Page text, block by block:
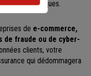
multirisques.
de e-commerce,
de fraude ou de cyber-
clients, votre
qui dédommagera